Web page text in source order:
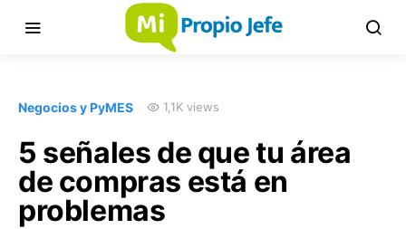
Negocios y PyMES 1,1K views
5 señales de que tu área
de compras está en
problemas